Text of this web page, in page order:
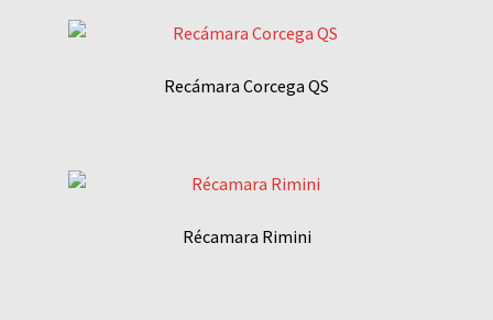
Recámara Corcega QS
Récamara Rimini